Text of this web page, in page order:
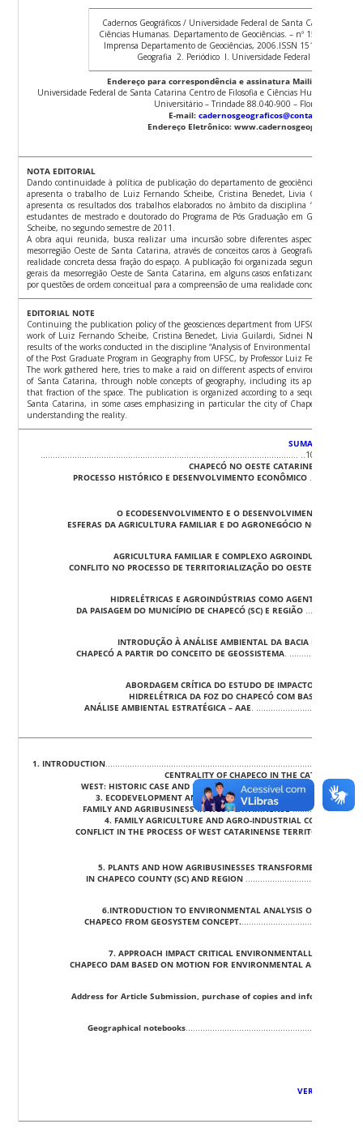
Cadernos Geográficos / Universidade Federal de Santa Catarina.
Ciências Humanas. Departamento de Geociências. – nº 15 (Maio
Imprensa Departamento de Geociências, 2006.ISSN 1519-
Geografia 2. Periódico I. Universidade Federal de Santa
Endereço para correspondência e assinatura Mailing address
Universidade Federal de Santa Catarina Centro de Filosofia e Ciências Humanas
Universitário – Trindade 88.040-900 – Florianópolis –
E-mail:cadernosgeograficos@contato.ufsc.br
Endereço Eletrônico:
NOTA EDITORIAL
Dando continuidade à política de publicação do departamento de geociências da UFSC,
apresenta o trabalho de Luiz Fernando Scheibe, Cristina Benedet, Livia Guilardi,
apresenta os resultados dos trabalhos elaborados no âmbito da disciplina “Análise da
estudantes de mestrado e doutorado do Programa de Pós Graduação em Geografia da
Scheibe, no segundo semestre de 2011.
A obra aqui reunida, busca realizar uma incursão sobre diferentes aspectos da
mesorregião Oeste de Santa Catarina, através de conceitos caros à Geografia, incluindo
realidade concreta dessa fração do espaço. A publicação foi organizada segundo uma
gerais da mesorregião Oeste de Santa Catarina, em alguns casos enfatizando em
por questões de ordem conceitual para a compreensão de uma realidade concreta.
EDITORIAL NOTE
Continuing the publication policy of the geosciences department from UFSC, the
work of Luiz Fernando Scheibe, Cristina Benedet, Livia Guilardi, Sidnei Niederle and
results of the works conducted in the discipline “Analysis of Environmental Quality”
of the Post Graduate Program in Geography from UFSC, by Professor Luiz Fernando
The work gathered here, tries to make a raid on different aspects of environmental and
of Santa Catarina, through noble concepts of geography, including its applications
that fraction of the space. The publication is organized according to a sequence of
Santa Catarina, in some cases emphasizing in particular the city of Chapecó,
understanding the reality.
SUMARIO
……………………………………………………………………………………………. ..102.
CHAPECÓ NO OESTE CATARINENSE:
PROCESSO HISTÓRICO E DESENVOLVIMENTO ECONÔMICO
O ECODESENVOLVIMENTO E O DESENVOLVIMENTO
ESFERAS DA AGRICULTURA FAMILIAR E DO AGRONEGÓCIO NO OESTE
AGRICULTURA FAMILIAR E COMPLEXO AGROINDUSTRIAL:
CONFLITO NO PROCESSO DE TERRITORIALIZAÇÃO DO OESTE
HIDRELÉTRICAS E AGROINDÚSTRIAS COMO AGENTES
DA PAISAGEM DO MUNICÍPIO DE CHAPECÓ (SC) E REGIÃO
INTRODUÇÃO À ANÁLISE AMBIENTAL DA BACIA
CHAPECÓ A PARTIR DO CONCEITO DE GEOSSISTEMA.
ABORDAGEM CRÍTICA DO ESTUDO DE IMPACTO
HIDRELÉTRICA DA FOZ DO CHAPECÓ COM BASE NA
ANÁLISE AMBIENTAL ESTRATÉGICA – AAE
1. INTRODUCTION
CENTRALITY OF CHAPECO IN THE CATARINENSE
WEST: HISTORIC CASE AND ECONOMIC DEVELOPMENT
3. ECODEVELOPMENT AND SUSTAINABLE DEVELOPMENT IN
FAMILY AND AGRIBUSINESS IN WEST CATARINENSE
4. FAMILY AGRICULTURE AND AGRO-INDUSTRIAL COMPLEX:
CONFLICT IN THE PROCESS OF WEST CATARINENSE
5. PLANTS AND HOW AGRIBUSINESSES TRANSFORMERS AGENTS
IN CHAPECO COUNTY (SC) AND REGION
6.INTRODUCTION TO ENVIRONMENTAL ANALYSIS OF THE
CHAPECO FROM GEOSYSTEM CONCEPT.
7. APPROACH IMPACT CRITICAL ENVIRONMENTALLY EIA OF
CHAPECO DAM BASED ON MOTION FOR ENVIRONMENTAL ANALYSIS
Address for Article Submission, purchase of copies and information
Geographical notebooks
VERSÃO